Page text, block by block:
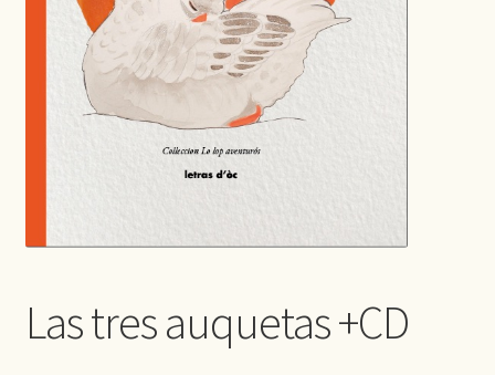
Las tres auquetas +CD